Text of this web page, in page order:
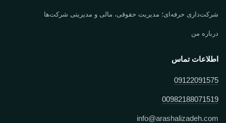
شرکت‌داری حرفه‌ای؛ مدیریت حقوقی، مالی و مدیریتی شرکت‌ها
درباره من
اطلاعات تماس
09122091575
00982188071519
info@arashalizadeh.com